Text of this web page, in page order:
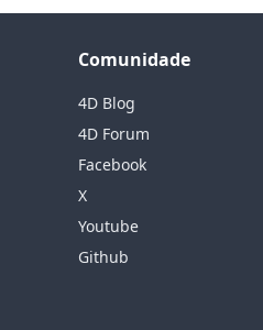
Comunidade
4D Blog
4D Forum
Facebook
X
Youtube
Github